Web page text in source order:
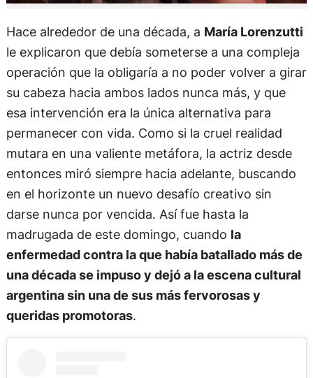
Hace alrededor de una década, a María Lorenzutti
le explicaron que debía someterse a una compleja
operación que la obligaría a no poder volver a girar
su cabeza hacia ambos lados nunca más, y que
esa intervención era la única alternativa para
permanecer con vida. Como si la cruel realidad
mutara en una valiente metáfora, la actriz desde
entonces miró siempre hacia adelante, buscando
en el horizonte un nuevo desafío creativo sin
darse nunca por vencida. Así fue hasta la
madrugada de este domingo, cuando la
enfermedad contra la que había batallado más de
una década se impuso y dejó a la escena cultural
argentina sin una de sus más fervorosas y
queridas promotoras.